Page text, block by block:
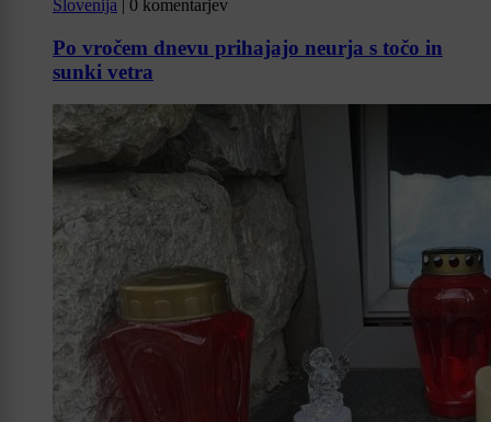
Slovenija | 0 komentarjev
Po vročem dnevu prihajajo neurja s točo in
sunki vetra